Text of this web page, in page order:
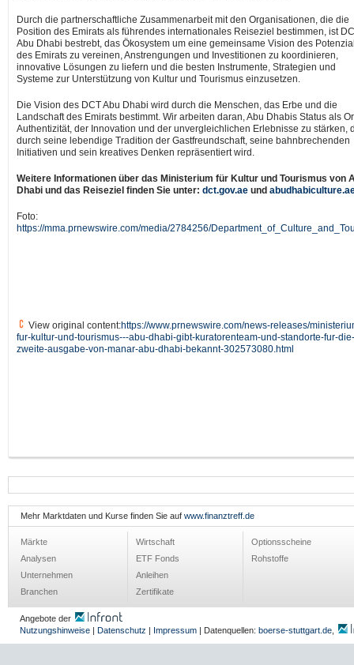
Durch die partnerschaftliche Zusammenarbeit mit den Organisationen, die die
Position des Emirats als führendes internationales Reiseziel bestimmen, ist
Abu Dhabi bestrebt, das Ökosystem um eine gemeinsame Vision des
des Emirats zu vereinen, Anstrengungen und Investitionen zu koordinieren,
innovative Lösungen zu liefern und die besten Instrumente, Strategien und
Systeme zur Unterstützung von Kultur und Tourismus einzusetzen.
Die Vision des DCT Abu Dhabi wird durch die Menschen, das Erbe und die
Landschaft des Emirats bestimmt. Wir arbeiten daran, Abu Dhabis Status als
Authentizität, der Innovation und der unvergleichlichen Erlebnisse zu stärken,
durch seine lebendige Tradition der Gastfreundschaft, seine bahnbrechenden
Initiativen und sein kreatives Denken repräsentiert wird.
Weitere Informationen über das Ministerium für Kultur und Tourismus von
Dhabi und das Reiseziel finden Sie unter: dct.gov.ae und
Foto:
https://mma.prnewswire.com/media/2784256/
View original content:https://www.prnewswire.com/news-releases/
fur-kultur-und-tourismus---abu-dhabi-gibt-kuratorenteam-und-standorte-fur-die-
zweite-ausgabe-von-manar-abu-dhabi-bekannt-302573080.html
Mehr Marktdaten und Kurse finden Sie auf www.finanztreff.de
Märkte
Analysen
Unternehmen
Branchen
Wirtschaft
ETF Fonds
Anleihen
Zertifikate
Optionsscheine
Rohstoffe
Angebote der
Nutzungshinweise
Datenschutz Impressum | Datenquellen: boerse-stuttgart.de